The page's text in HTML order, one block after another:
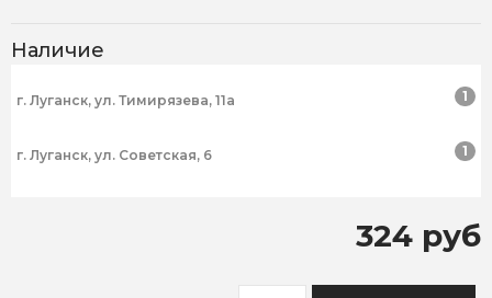
Наличие
г. Луганск, ул. Тимирязева, 11а 1
г. Луганск, ул. Советская, 6 1
324 руб